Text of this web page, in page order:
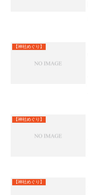
【神社めぐり】
【神社めぐり】
【神社めぐり】